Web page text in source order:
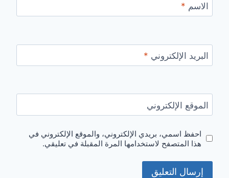
الاسم *
البريد الإلكتروني *
الموقع الإلكتروني
احفظ اسمي، بريدي الإلكتروني، والموقع الإلكتروني في
هذا المتصفح لاستخدامها المرة المقبلة في تعليقي.